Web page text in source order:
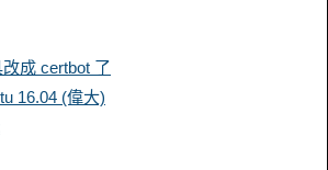
成 certbot 了
16.04 (偉大)